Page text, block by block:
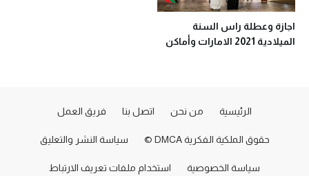
اجازة وعطلة راس السنة
الميلادية 2021 الامارات وأماكن
الرئيسية من نحن اتصل بنا فريق العمل
حقوق الملكية الفكرية DMCA © سياسة النشر والتعليق
سياسة الخصوصية استخدام ملفات تعريف الارتباط